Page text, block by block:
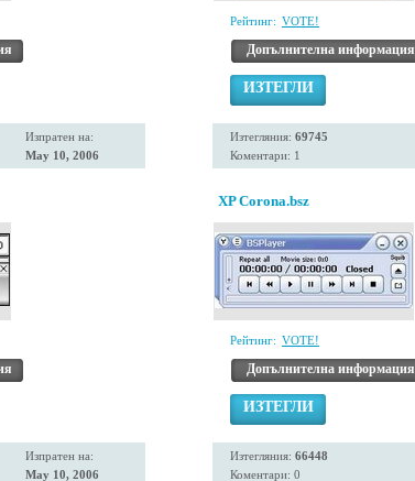
Изпратен на:
May 10, 2006
Рейтинг: VOTE!
Допълнителна информация
ИЗТЕГЛИ
Изтегляния: 69745
Коментари: 1
Изпратен на:
May 10, 2006
XP Corona.bsz
Рейтинг: VOTE!
Допълнителна информация
ИЗТЕГЛИ
Изтегляния: 66448
Коментари: 0